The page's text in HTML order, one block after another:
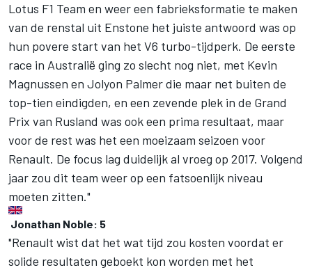
Lotus F1 Team en weer een fabrieksformatie te maken
van de renstal uit Enstone het juiste antwoord was op
hun povere start van het V6 turbo-tijdperk. De eerste
race in Australië ging zo slecht nog niet, met Kevin
Magnussen en Jolyon Palmer die maar net buiten de
top-tien eindigden, en een zevende plek in de Grand
Prix van Rusland was ook een prima resultaat, maar
voor de rest was het een moeizaam seizoen voor
Renault. De focus lag duidelijk al vroeg op 2017. Volgend
jaar zou dit team weer op een fatsoenlijk niveau
moeten zitten."
Jonathan Noble: 5
"Renault wist dat het wat tijd zou kosten voordat er
solide resultaten geboekt kon worden met het